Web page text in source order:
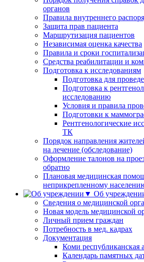
органов
Правила внутреннего
Защита прав пациента
Маршрутизация пациентов
Независимая оценка качества
Правила и сроки
Средства реабилитации и
Подготовка к исследованиям
Подготовка для
Подготовка к
исследованию
Условия и правила
Подготовки к
Рентгенологические
ТК
Порядок направления
на лечение (обследование)
Оформление талонов на
обратно
Плановая медицинская
неприкрепленному
Об
Сведения о медицинской
Новая модель медицинской
Личный прием граждан
Потребность в мед. кадрах
Документация
Коми республиканская
Календарь памятных